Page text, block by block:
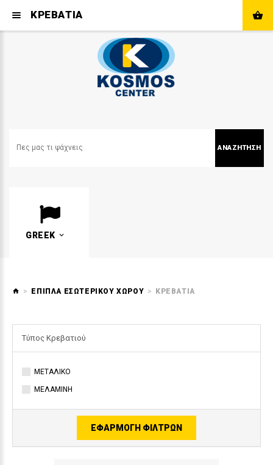
ΑΝΑΖΉΤΗΣΗ
GREEK
ΕΠΙΠΛΑ ΕΣΩΤΕΡΙΚΟΥ ΧΩΡΟΥ ΚΡΕΒΑΤΙΑ
Τύπος Κρεβατιού
ΜΕΤΑΛΙΚΟ
ΜΕΛΑΜΙΝΗ
ΕΦΑΡΜΟΓΉ ΦΊΛΤΡΩΝ
ΚΡΕΒΑΤΙΑ